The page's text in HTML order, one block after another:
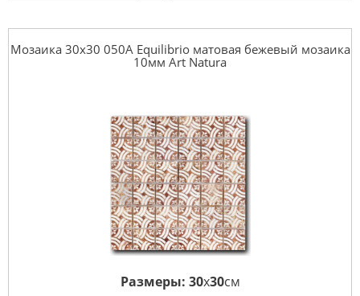
Мозаика 30x30 050A Equilibrio матовая бежевый мозаика
10мм Art Natura
Размеры: 30x30см